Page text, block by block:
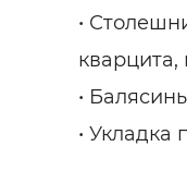
•
•
• Укладка